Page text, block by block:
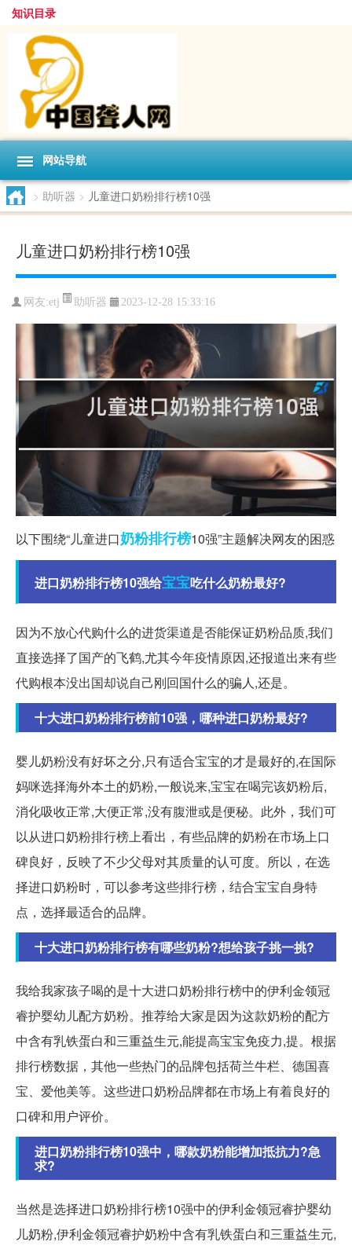
知识目录
网站导航
> 助听器 > 儿童进口奶粉排行榜10强
儿童进口奶粉排行榜10强
网友:etj 助听器 2023-12-28 15:33:16
以下围绕“儿童进口奶粉排行榜10强”主题解决网友的困惑
进口奶粉排行榜10强给宝宝吃什么奶粉最好?
因为不放心代购什么的进货渠道是否能保证奶粉品质,我们
直接选择了国产的飞鹤,尤其今年疫情原因,还报道出来有些
代购根本没出国却说自己刚回国什么的骗人,还是。
十大进口奶粉排行榜前10强，哪种进口奶粉最好?
婴儿奶粉没有好坏之分,只有适合宝宝的才是最好的,在国际
妈咪选择海外本土的奶粉,一般说来,宝宝在喝完该奶粉后,
消化吸收正常,大便正常,没有腹泄或是便秘。此外，我们可
以从进口奶粉排行榜上看出，有些品牌的奶粉在市场上口
碑良好，反映了不少父母对其质量的认可度。所以，在选
择进口奶粉时，可以参考这些排行榜，结合宝宝自身特
点，选择最适合的品牌。
十大进口奶粉排行榜有哪些奶粉?想给孩子挑一挑?
我给我家孩子喝的是十大进口奶粉排行榜中的伊利金领冠
睿护婴幼儿配方奶粉。推荐给大家是因为这款奶粉的配方
中含有乳铁蛋白和三重益生元,能提高宝宝免疫力,提。根据
排行榜数据，其他一些热门的品牌包括荷兰牛栏、德国喜
宝、爱他美等。这些进口奶粉品牌都在市场上有着良好的
口碑和用户评价。
进口奶粉排行榜10强中，哪款奶粉能增加抵抗力?急
求?
当然是选择进口奶粉排行榜10强中的伊利金领冠睿护婴幼
儿奶粉,伊利金领冠睿护奶粉中含有乳铁蛋白和三重益生元,